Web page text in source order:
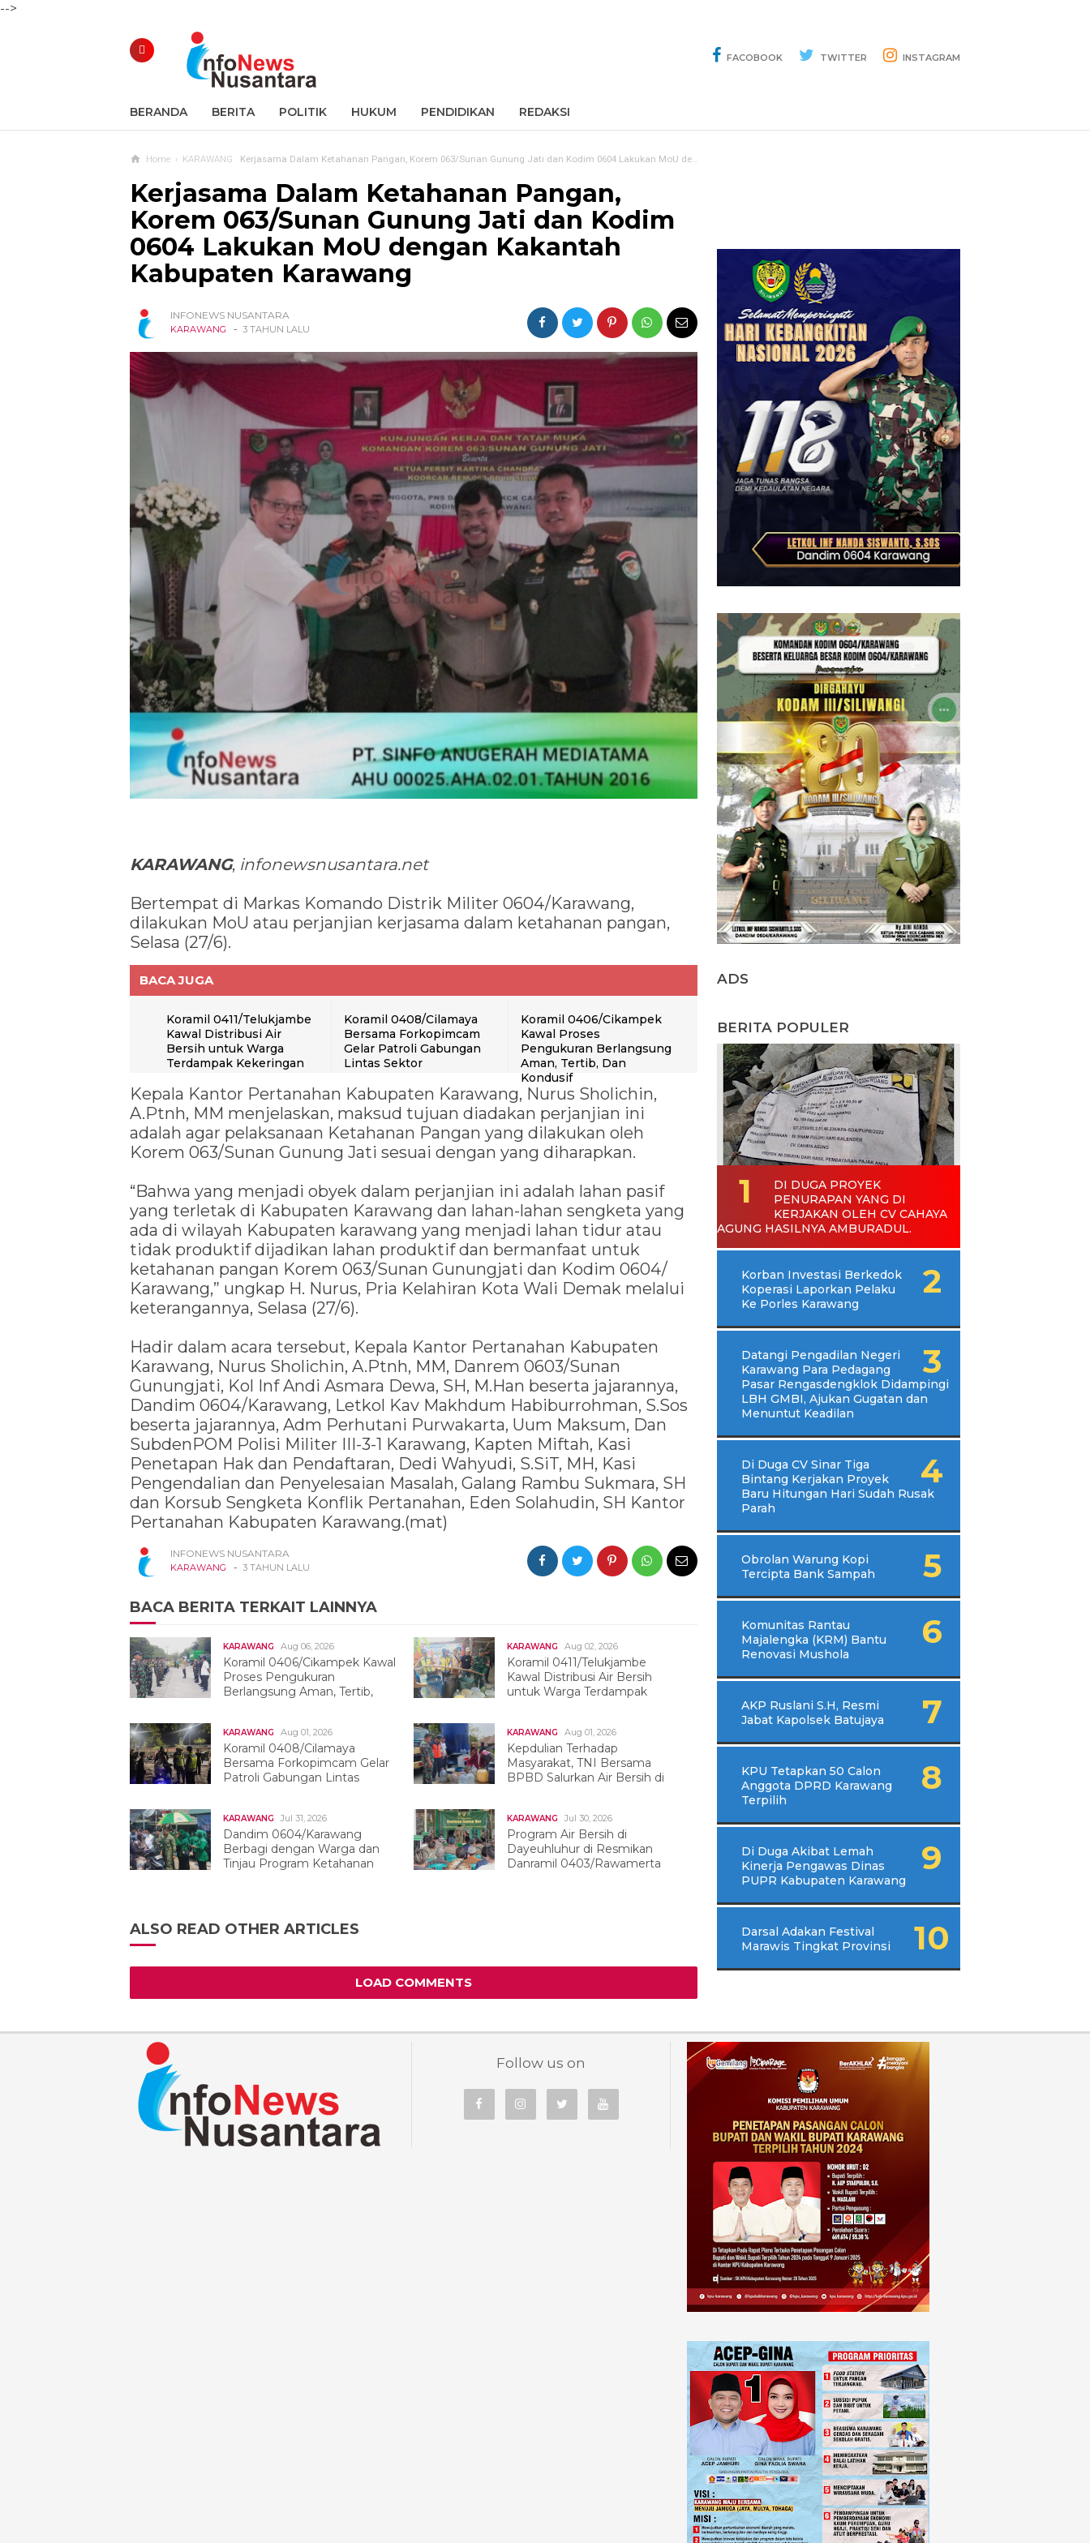
-->
FACOBOOK TWITTER INSTAGRAM
BERANDA BERITA POLITIK HUKUM PENDIDIKAN REDAKSI
Home › KARAWANG Kerjasama Dalam Ketahanan Pangan, Korem 063/Sunan Gunung Jati dan Kodim 0604 Lakukan MoU dengan Kakantah Kabupaten Karawang
Kerjasama Dalam Ketahanan Pangan,
Korem 063/Sunan Gunung Jati dan Kodim
0604 Lakukan MoU dengan Kakantah
Kabupaten Karawang
INFONEWS NUSANTARA
KARAWANG - 3 TAHUN LALU
KARAWANG, infonewsnusantara.net
Bertempat di Markas Komando Distrik Militer 0604/Karawang,
dilakukan MoU atau perjanjian kerjasama dalam ketahanan pangan,
Selasa (27/6).
BACA JUGA
Koramil 0411/Telukjambe
Kawal Distribusi Air
Bersih untuk Warga
Terdampak Kekeringan
Koramil 0408/Cilamaya
Bersama Forkopimcam
Gelar Patroli Gabungan
Lintas Sektor
Koramil 0406/Cikampek
Kawal Proses
Pengukuran Berlangsung
Aman, Tertib, Dan
Kondusif
Kepala Kantor Pertanahan Kabupaten Karawang, Nurus Sholichin,
A.Ptnh, MM menjelaskan, maksud tujuan diadakan perjanjian ini
adalah agar pelaksanaan Ketahanan Pangan yang dilakukan oleh
Korem 063/Sunan Gunung Jati sesuai dengan yang diharapkan.
“Bahwa yang menjadi obyek dalam perjanjian ini adalah lahan pasif
yang terletak di Kabupaten Karawang dan lahan-lahan sengketa yang
ada di wilayah Kabupaten karawang yang menjadi lahan tidur atau
tidak produktif dijadikan lahan produktif dan bermanfaat untuk
ketahanan pangan Korem 063/Sunan Gunungjati dan Kodim 0604/
Karawang,” ungkap H. Nurus, Pria Kelahiran Kota Wali Demak melalui
keterangannya, Selasa (27/6).
Hadir dalam acara tersebut, Kepala Kantor Pertanahan Kabupaten
Karawang, Nurus Sholichin, A.Ptnh, MM, Danrem 0603/Sunan
Gunungjati, Kol Inf Andi Asmara Dewa, SH, M.Han beserta jajarannya,
Dandim 0604/Karawang, Letkol Kav Makhdum Habiburrohman, S.Sos
beserta jajarannya, Adm Perhutani Purwakarta, Uum Maksum, Dan
SubdenPOM Polisi Militer III-3-1 Karawang, Kapten Miftah, Kasi
Penetapan Hak dan Pendaftaran, Dedi Wahyudi, S.SiT, MH, Kasi
Pengendalian dan Penyelesaian Masalah, Galang Rambu Sukmara, SH
dan Korsub Sengketa Konflik Pertanahan, Eden Solahudin, SH Kantor
Pertanahan Kabupaten Karawang.(mat)
INFONEWS NUSANTARA
KARAWANG - 3 TAHUN LALU
BACA BERITA TERKAIT LAINNYA
KARAWANG Aug 06, 2026
Koramil 0406/Cikampek Kawal
Proses Pengukuran
Berlangsung Aman, Tertib,
KARAWANG Aug 02, 2026
Koramil 0411/Telukjambe
Kawal Distribusi Air Bersih
untuk Warga Terdampak
KARAWANG Aug 01, 2026
Koramil 0408/Cilamaya
Bersama Forkopimcam Gelar
Patroli Gabungan Lintas
KARAWANG Aug 01, 2026
Kepdulian Terhadap
Masyarakat, TNI Bersama
BPBD Salurkan Air Bersih di
KARAWANG Jul 31, 2026
Dandim 0604/Karawang
Berbagi dengan Warga dan
Tinjau Program Ketahanan
KARAWANG Jul 30, 2026
Program Air Bersih di
Dayeuhluhur di Resmikan
Danramil 0403/Rawamerta
ALSO READ OTHER ARTICLES
LOAD COMMENTS
ADS
BERITA POPULER
DI DUGA PROYEK
PENURAPAN YANG DI
KERJAKAN OLEH CV CAHAYA
AGUNG HASILNYA AMBURADUL.
Korban Investasi Berkedok
Koperasi Laporkan Pelaku
Ke Porles Karawang
Datangi Pengadilan Negeri
Karawang Para Pedagang
Pasar Rengasdengklok Didampingi
LBH GMBI, Ajukan Gugatan dan
Menuntut Keadilan
Di Duga CV Sinar Tiga
Bintang Kerjakan Proyek
Baru Hitungan Hari Sudah Rusak
Parah
Obrolan Warung Kopi
Tercipta Bank Sampah
Komunitas Rantau
Majalengka (KRM) Bantu
Renovasi Mushola
AKP Ruslani S.H, Resmi
Jabat Kapolsek Batujaya
KPU Tetapkan 50 Calon
Anggota DPRD Karawang
Terpilih
Di Duga Akibat Lemah
Kinerja Pengawas Dinas
PUPR Kabupaten Karawang
Darsal Adakan Festival
Marawis Tingkat Provinsi
Follow us on